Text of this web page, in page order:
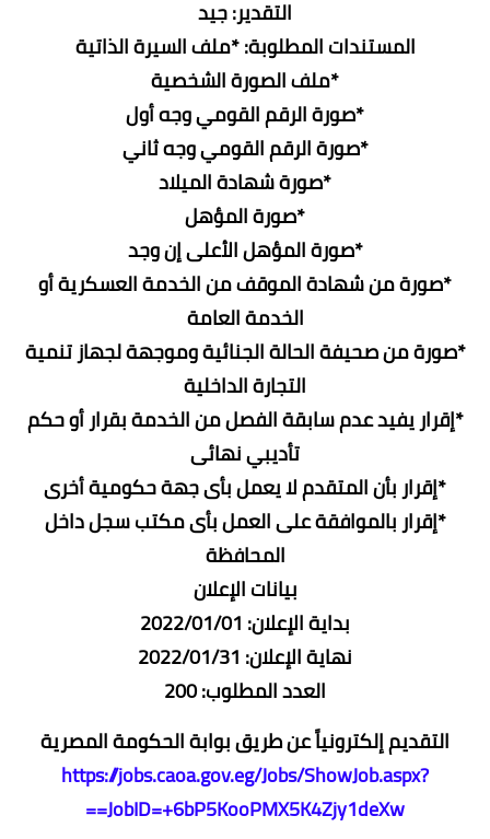
التقدير: جيد
المستندات المطلوبة: *ملف السيرة الذاتية
*ملف الصورة الشخصية
*صورة الرقم القومي وجه أول
*صورة الرقم القومي وجه ثاني
*صورة شهادة الميلاد
*صورة المؤهل
*صورة المؤهل الأعلى إن وجد
*صورة من شهادة الموقف من الخدمة العسكرية أو
الخدمة العامة
*صورة من صحيفة الحالة الجنائية وموجهة لجهاز تنمية
التجارة الداخلية
*إقرار يفيد عدم سابقة الفصل من الخدمة بقرار أو حكم
تأديبي نهائى
*إقرار بأن المتقدم لا يعمل بأى جهة حكومية أخرى
*إقرار بالموافقة على العمل بأى مكتب سجل داخل
المحافظة
بيانات الإعلان
بداية الإعلان: 2022/01/01
نهاية الإعلان: 2022/01/31
العدد المطلوب: 200
التقديم إلكترونياً عن طريق بوابة الحكومة المصرية
https://jobs.caoa.gov.eg/Jobs/ShowJob.aspx?
JobID=+6bP5KooPMX5K4Zjy1deXw==